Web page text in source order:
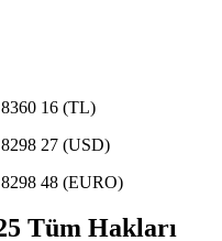
16 (TL)
27 (USD)
48 (EURO)
Tüm Hakları